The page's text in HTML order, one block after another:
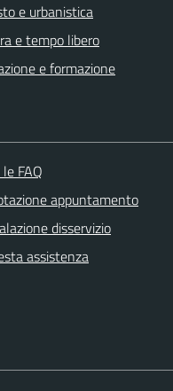
e urbanistica
e tempo libero
e formazione
FAQ
appuntamento
disservizio
assistenza